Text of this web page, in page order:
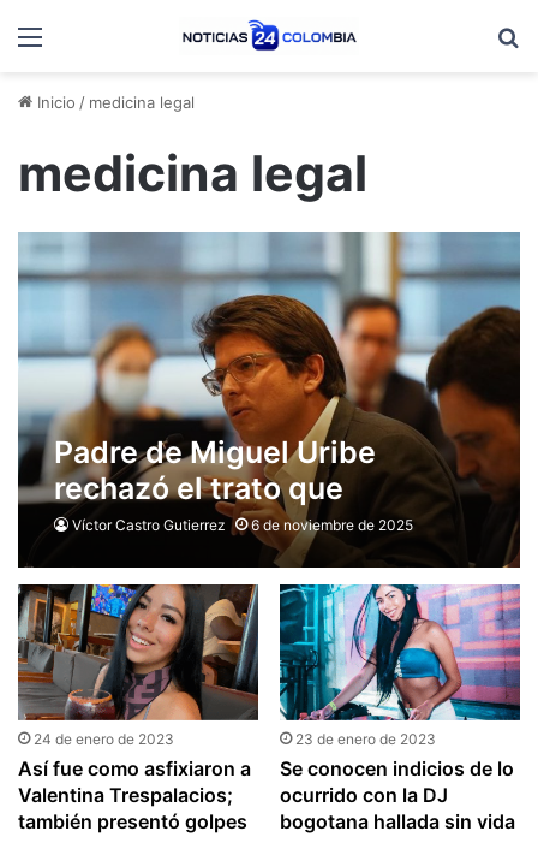
Menú
Inicio / medicina legal
medicina legal
Padre de Miguel Uribe
rechazó el trato que
Medicina Legal le dio al
cuerpo de su hijo
Víctor Castro Gutierrez 6 de noviembre de 2025
24 de enero de 2023
Así fue como asfixiaron a
Valentina Trespalacios;
también presentó golpes
23 de enero de 2023
Se conocen indicios de lo
ocurrido con la DJ
bogotana hallada sin vida